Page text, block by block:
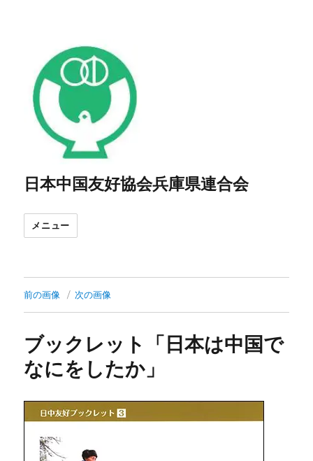
日本中国友好協会兵庫県連合会
メニュー
前の画像 次の画像
ブックレット「日本は中国で
なにをしたか」